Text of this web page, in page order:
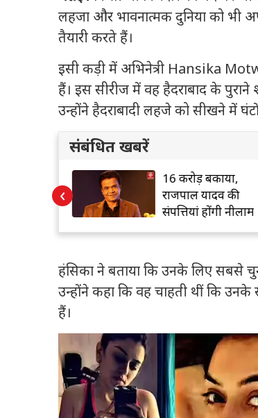
लहजा और भावनात्मक दुनिया को भी
तैयारी करते हैं।
इसी कड़ी में अभिनेत्री Hansika
हैं। इस सीरीज में वह हैदराबाद के पुराने
उन्होंने हैदराबादी लहजे को सीखने में
संबंधित खबरें
मुंबई फिल्म
पहली पसंद:
16 करोड़ बकाया,
राजपाल यादव की
संपत्तियां होंगी नीलाम
‹
हंसिका ने बताया कि उनके लिए सबसे
उन्होंने कहा कि वह चाहती थीं कि
हैं।